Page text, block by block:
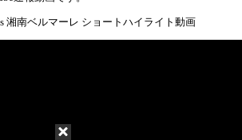
湘南ベルマーレ ショートハイライト動画